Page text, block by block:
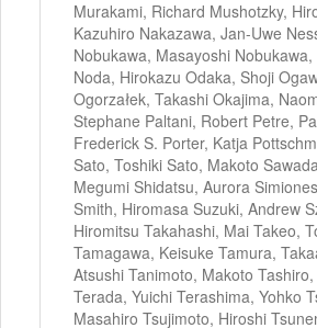
Murakami, Richard Mushotzky,
Kazuhiro Nakazawa, Jan-Uwe
Nobukawa, Masayoshi
Noda, Hirokazu Odaka, Shoji
Ogorzałek, Takashi Okajima,
Stephane Paltani, Robert Petre,
Frederick S. Porter, Katja
Sato, Toshiki Sato, Makoto
Megumi Shidatsu, Aurora
Smith, Hiromasa Suzuki, Andrew
Hiromitsu Takahashi, Mai Takeo,
Tamagawa, Keisuke Tamura,
Atsushi Tanimoto, Makoto Tashiro,
Terada, Yuichi Terashima, Yohko
Masahiro Tsujimoto, Hiroshi